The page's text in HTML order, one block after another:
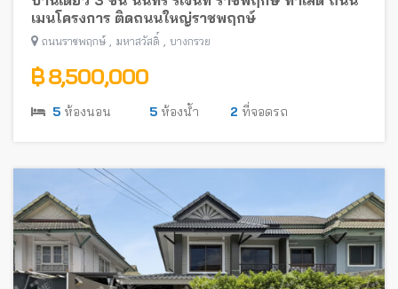
เมนโครงการ ติดถนนใหญ่ราชพฤกษ์
ถนนราชพฤกษ์ มหาสวัสดิ์ บางกรวย
฿ 8,500,000
5 ห้องนอน 5 ห้องน้ำ 2 ที่จอดรถ